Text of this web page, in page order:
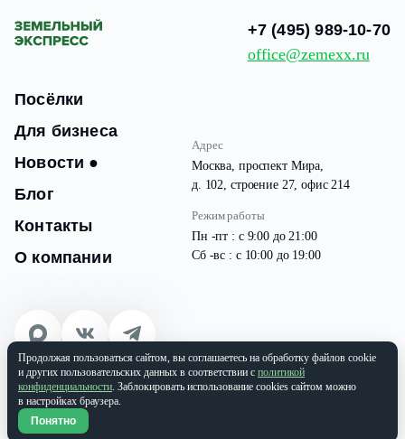
Посёлки
Для бизнеса
Новости ●
Блог
Контакты
О компании
Адрес
Москва, проспект Мира,
д. 102, строение 27, офис 214
Режим работы
Пн -пт : с 9:00 до 21:00
Сб -вс : с 10:00 до 19:00
+7 (495) 989-10-70
office@zemexx.ru
© 2026 Все права защищены
ООО «ЗЕМЭКС» ИНН: 9701087133 | ОГРН: 1177746937565
Политика конфиденциальности
Продолжая пользоваться сайтом, вы соглашаетесь на обработку файлов cookie
и других пользовательских данных в соответствии с политикой
конфиденциальности. Заблокировать использование cookies сайтом можно
в настройках браузера.
Понятно